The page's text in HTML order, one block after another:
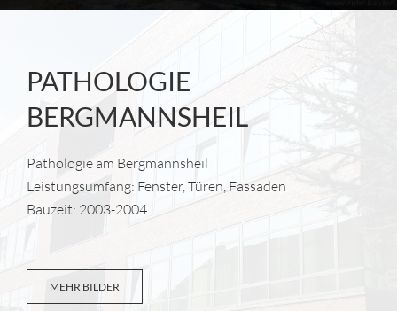
PATHOLOGIE
BERGMANNSHEIL
Pathologie am Bergmannsheil
Leistungsumfang: Fenster, Türen, Fassaden
Bauzeit: 2003-2004
MEHR BILDER